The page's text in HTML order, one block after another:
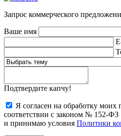
Запрос коммерческого
Ваше имя
Подтвердите капчу!
Я согласен на обработку
соответствии с законом № 152-
и принимаю условия Политики